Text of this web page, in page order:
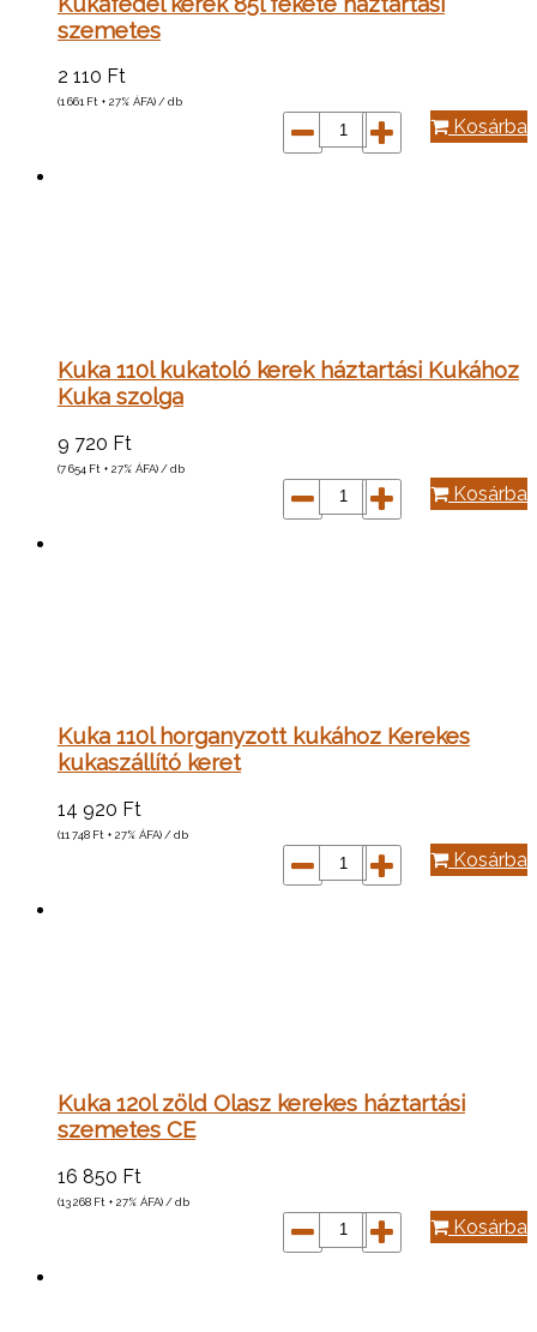
szemetes
2 110 Ft
(1 661 Ft + 27% ÁFA) / db
Kosárba
Kuka 110l kukatoló kerek háztartási Kukához
Kuka szolga
9 720 Ft
(7 654 Ft + 27% ÁFA) / db
Kosárba
Kuka 110l horganyzott kukához Kerekes
kukaszállító keret
14 920 Ft
(11 748 Ft + 27% ÁFA) / db
Kosárba
Kuka 120l zöld Olasz kerekes háztartási
szemetes CE
16 850 Ft
(13 268 Ft + 27% ÁFA) / db
Kosárba